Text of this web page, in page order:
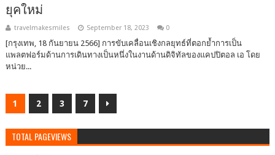
ยุคใหม่
travelmakesmiles September 18, 2023 0
[กรุงเทพ, 18 กันยายน 2566] การขับเคลื่อนเชิงกลยุทธ์ที่ตอกย้ำการเป็น
แพลตฟอร์มด้านการเดินทางเป็นหนึ่งในงานด้านดิจิทัลของแคปปิตอล เอ โดย
หน่วย...
1 2 3 7
TOTAL PAGEVIEWS